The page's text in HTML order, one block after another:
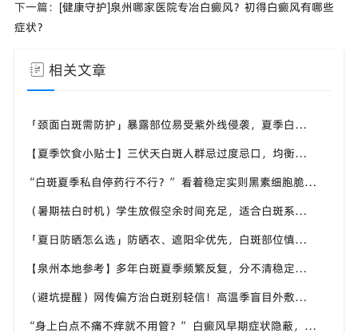
下一篇： [健康守护]泉州哪家医院专冶白癜风？初得白癜风有哪些
症状？
相关文章
「颈面白斑需防护」暴露部位易受紫外线侵袭，夏季白斑优先护好头颈手背，泉州中科白癜风医院给出防护建议
【夏季饮食小贴士】三伏天白斑人群忌过度忌口，均衡补充营养，泉州中科白癜风医院科普白斑人群夏日饮食原则
“白斑夏季私自停药行不行？” 看着稳定实则黑素细胞脆弱，泉州中科白癜风医院提醒切勿自行中断干预
（暑期祛白时机）学生放假空余时间充足，适合白斑系统调理，泉州中科白癜风医院暑期白斑就诊可提前了解
「夏日防晒怎么选」防晒衣、遮阳伞优先，白斑部位慎用刺激性防晒，泉州中科白癜风医院分享硬核防晒思路
【泉州本地参考】多年白斑夏季频繁反复，分不清稳定还是进展期，泉州中科白癜风医院可做白斑专项检测
（避坑提醒）网传偏方治白斑别轻信！高温季盲目外敷易灼伤肌肤，泉州中科白癜风医院倡导规范诊疗
“身上白点不痛不痒就不用管？” 白癜风早期症状隐蔽，泉州中科白癜风医院提醒切勿忽视微小白斑